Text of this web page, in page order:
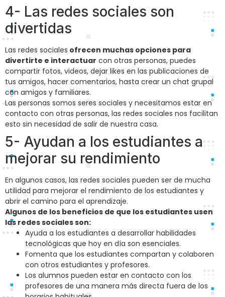
4- Las redes sociales son
divertidas
Las redes sociales ofrecen muchas opciones para
divertirte e interactuar con otras personas, puedes
compartir fotos, videos, dejar likes en las publicaciones de
tus amigos, hacer comentarios, hasta crear un chat grupal
con amigos y familiares.
Las personas somos seres sociales y necesitamos estar en
contacto con otras personas, las redes sociales nos facilitan
esto sin necesidad de salir de nuestra casa.
5- Ayudan a los estudiantes a
mejorar su rendimiento
En algunos casos, las redes sociales pueden ser de mucha
utilidad para mejorar el rendimiento de los estudiantes y
abrir el camino para el aprendizaje.
Algunos de los beneficios de que los estudiantes usen
las redes sociales son:
Ayuda a los estudiantes a desarrollar habilidades
tecnológicas que hoy en día son esenciales.
Fomenta que los estudiantes compartan y colaboren
con otros estudiantes y profesores.
Los alumnos pueden estar en contacto con los
profesores de una manera más directa fuera de los